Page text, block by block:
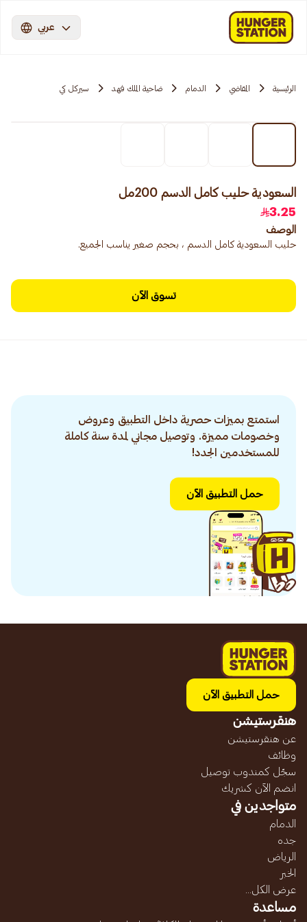
عربي
الرئيسية المقاضي الدمام ضاحية الملك فهد سيركل كي
السعودية حليب كامل الدسم 200مل
3.25
الوصف
حليب السعودية كامل الدسم ، بحجم صغير يناسب الجميع.
تسوق الآن
استمتع بميزات حصرية داخل التطبيق وعروض
وخصومات مميزة. وتوصيل مجاني لمدة سنة كاملة
للمستخدمين الجدد!
حمل التطبيق الآن
حمل التطبيق الآن
هنقرستيشن
عن هنقرستيشن
وظائف
سجّل كمندوب توصيل
انضم الآن كشريك
متواجدين في
الدمام
جده
الرياض
الخبر
عرض الكل...
مساعدة